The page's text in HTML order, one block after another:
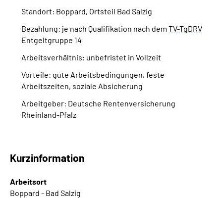
Über uns
Inhalte in Gebärdensprache (DGS)
Standort: Boppard, Ortsteil Bad Salzig
Bezahlung: je nach Qualifikation nach dem TV-TgDRV
Entgeltgruppe 14
Arbeitsverhältnis: unbefristet in Vollzeit
Vorteile: gute Arbeitsbedingungen, feste
Arbeitszeiten, soziale Absicherung
Arbeitgeber: Deutsche Rentenversicherung
Rheinland-Pfalz
Kurzinformation
Arbeitsort
Boppard - Bad Salzig